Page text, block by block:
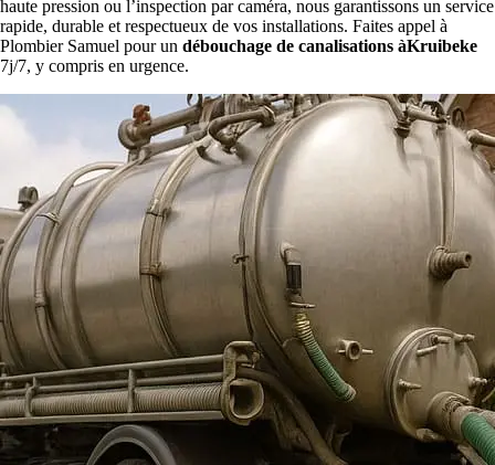
haute pression ou l’inspection par caméra, nous garantissons un service
rapide, durable et respectueux de vos installations. Faites appel à
Plombier Samuel pour un débouchage de canalisations àKruibeke
7j/7, y compris en urgence.